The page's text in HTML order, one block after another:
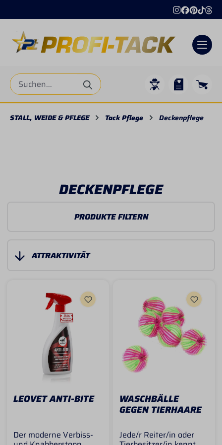
STALL, WEIDE & PFLEGE Tack Pflege Deckenpflege
DECKENPFLEGE
PRODUKTE FILTERN
LEOVET ANTI-BITE
Der moderne Verbiss-
WASCHBÄLLE
GEGEN TIERHAARE
Jede/r Reiter/in oder